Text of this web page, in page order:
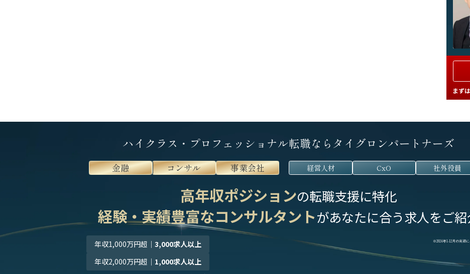
まず
ハイクラス・プロフェッショナル転職ならタイグロンパートナーズ
金融 コンサル 事業会社 経営人材 CxO 社外役員
高年収ポジションの転職支援に特化
経験・実績豊富なコンサルタントがあなたに合う求人をご
年収1,000万円超 ｜3,000求人以上
年収2,000万円超 ｜ 1,000求人以上
※2024年1-12月の実績に